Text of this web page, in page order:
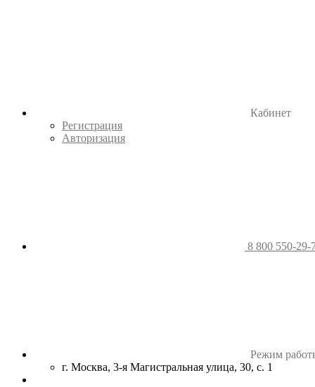
Кабинет
Регистрация
Авторизация
8 800 550-29-
Режим
г. Москва, 3-я Магистральная улица, 30, с. 1